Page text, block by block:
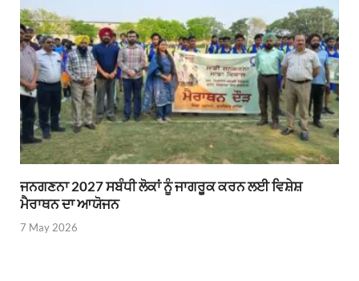
ਜਨਗਣਨਾ 2027 ਸਬੰਧੀ ਲੋਕਾਂ ਨੂੰ ਜਾਗਰੂਕ ਕਰਨ ਲਈ ਵਿਸ਼ੇਸ਼
ਮੈਰਾਥਨ ਦਾ ਆਯੋਜਨ
7 May 2026